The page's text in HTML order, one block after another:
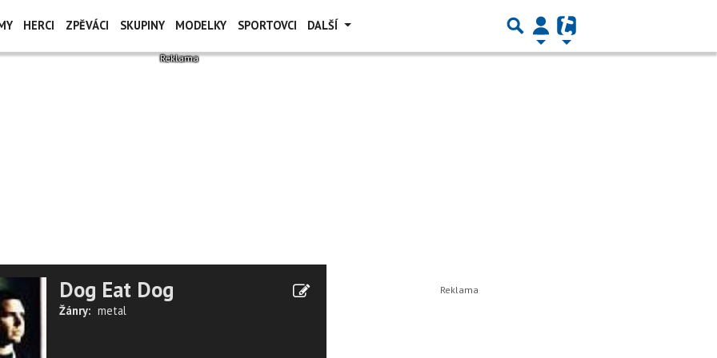
HERCI ZPĚVÁCI SKUPINY MODELKY SPORTOVCI DALŠÍ
Dog Eat Dog
Žánry: metal